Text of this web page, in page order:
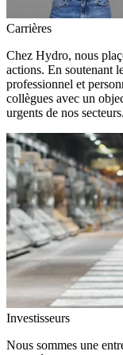
Carrières
Chez Hydro, nous
actions. En soutenant
professionnel et
collègues avec un
urgents de nos secteurs.
Investisseurs
Nous sommes une